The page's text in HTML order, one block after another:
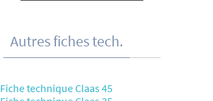
Autres fiches tech.
Fiche technique Claas 45